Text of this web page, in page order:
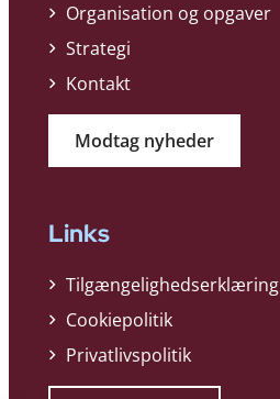
Organisation og opgaver
Strategi
Kontakt
Modtag nyheder
Links
Tilgængelighedserklæring
Cookiepolitik
Privatlivspolitik